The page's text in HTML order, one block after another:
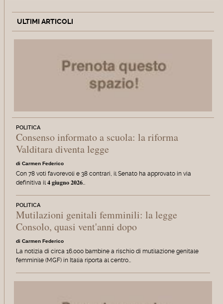
ULTIMI ARTICOLI
POLITICA
Consenso informato a scuola: la riforma
Valditara diventa legge
di Carmen Federico
Con 78 voti favorevoli e 38 contrari, il Senato ha approvato in via
definitiva il 𝟒 𝐠𝐢𝐮𝐠𝐧𝐨 𝟐𝟎𝟐𝟔…
POLITICA
Mutilazioni genitali femminili: la legge
Consolo, quasi vent'anni dopo
di Carmen Federico
La notizia di circa 16.000 bambine a rischio di mutilazione genitale
femminile (MGF) in Italia riporta al centro…